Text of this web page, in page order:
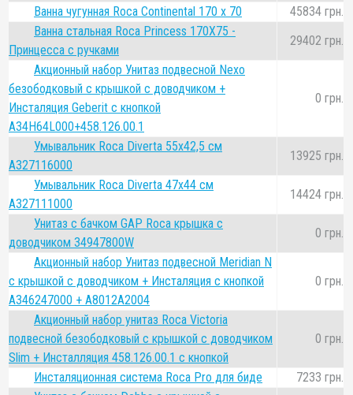
Ванна чугунная Roca Continental 170 x 70
45834 грн.
Ванна стальная Roca Princess 170Х75 -
Принцесса с ручками
29402 грн.
Акционный набор Унитаз подвесной Nexo
безободковый с крышкой с доводчиком +
Инсталяция Geberit с кнопкой
A34H64L000+458.126.00.1
0 грн.
Умывальник Roca Diverta 55x42,5 см
A327116000
13925 грн.
Умывальник Roca Diverta 47x44 см
A327111000
14424 грн.
Унитаз с бачком GAP Roca крышка с
доводчиком 34947800W
0 грн.
Акционный набор Унитаз подвесной Meridian N
с крышкой с доводчиком + Инсталяция с кнопкой
A346247000 + A8012A2004
0 грн.
Акционный набор унитаз Roca Victoria
подвесной безободковый с крышкой с доводчиком
Slim + Инсталляция 458.126.00.1 с кнопкой
0 грн.
Инсталяционная система Roca Pro для биде
7233 грн.